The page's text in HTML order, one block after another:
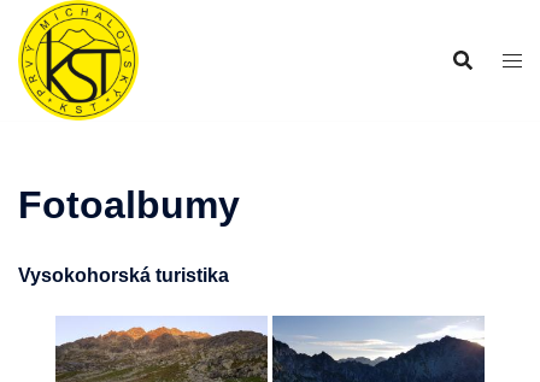
Preskočiť
obsah
Fotoalbumy
Vysokohorská turistika